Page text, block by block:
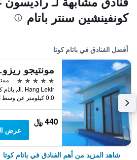
كونفينشين سنتر باتام
أفضل الفنادق في باتام كوتا
5 نجوم
ممتاز
0.0 كيلومتر عن وسط المدينة
440 ﷼
عرض
شاهد المزيد من أهم الفنادق في باتام كوتا